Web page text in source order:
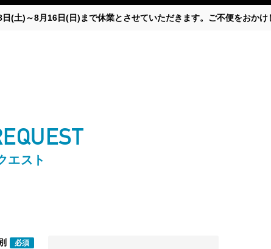
(土)～8月16日(日)まで休業とさせていただきます。ご不便をおかけ
エスト
必須